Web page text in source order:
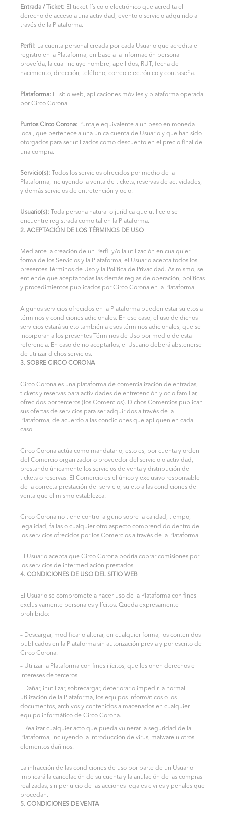
Entrada / Ticket: El ticket físico o electrónico que acredita el
derecho de acceso a una actividad, evento o servicio adquirido a
través de la Plataforma.
Perfil: La cuenta personal creada por cada Usuario que acredita el
registro en la Plataforma, en base a la información personal
proveída, la cual incluye nombre, apellidos, RUT, fecha de
nacimiento, dirección, teléfono, correo electrónico y contraseña.
Plataforma: El sitio web, aplicaciones móviles y plataforma operada
por Circo Corona.
Puntos Circo Corona: Puntaje equivalente a un peso en moneda
local, que pertenece a una única cuenta de Usuario y que han sido
otorgados para ser utilizados como descuento en el precio final de
una compra.
Servicio(s): Todos los servicios ofrecidos por medio de la
Plataforma, incluyendo la venta de tickets, reservas de actividades,
y demás servicios de entretención y ocio.
Usuario(s): Toda persona natural o jurídica que utilice o se
encuentre registrada como tal en la Plataforma.
2. ACEPTACIÓN DE LOS TÉRMINOS DE USO
Mediante la creación de un Perfil y/o la utilización en cualquier
forma de los Servicios y la Plataforma, el Usuario acepta todos los
presentes Términos de Uso y la Política de Privacidad. Asimismo, se
entiende que acepta todas las demás reglas de operación, políticas
y procedimientos publicados por Circo Corona en la Plataforma.
Algunos servicios ofrecidos en la Plataforma pueden estar sujetos a
términos y condiciones adicionales. En ese caso, el uso de dichos
servicios estará sujeto también a esos términos adicionales, que se
incorporan a los presentes Términos de Uso por medio de esta
referencia. En caso de no aceptarlos, el Usuario deberá abstenerse
de utilizar dichos servicios.
3. SOBRE CIRCO CORONA
Circo Corona es una plataforma de comercialización de entradas,
tickets y reservas para actividades de entretención y ocio familiar,
ofrecidos por terceros (los Comercios). Dichos Comercios publican
sus ofertas de servicios para ser adquiridos a través de la
Plataforma, de acuerdo a las condiciones que apliquen en cada
caso.
Circo Corona actúa como mandatario, esto es, por cuenta y orden
del Comercio organizador o proveedor del servicio o actividad,
prestando únicamente los servicios de venta y distribución de
tickets o reservas. El Comercio es el único y exclusivo responsable
de la correcta prestación del servicio, sujeto a las condiciones de
venta que el mismo establezca.
Circo Corona no tiene control alguno sobre la calidad, tiempo,
legalidad, fallas o cualquier otro aspecto comprendido dentro de
los servicios ofrecidos por los Comercios a través de la Plataforma.
El Usuario acepta que Circo Corona podría cobrar comisiones por
los servicios de intermediación prestados.
4. CONDICIONES DE USO DEL SITIO WEB
El Usuario se compromete a hacer uso de la Plataforma con fines
exclusivamente personales y lícitos. Queda expresamente
prohibido:
– Descargar, modificar o alterar, en cualquier forma, los contenidos
publicados en la Plataforma sin autorización previa y por escrito de
Circo Corona.
– Utilizar la Plataforma con fines ilícitos, que lesionen derechos e
intereses de terceros.
– Dañar, inutilizar, sobrecargar, deteriorar o impedir la normal
utilización de la Plataforma, los equipos informáticos o los
documentos, archivos y contenidos almacenados en cualquier
equipo informático de Circo Corona.
– Realizar cualquier acto que pueda vulnerar la seguridad de la
Plataforma, incluyendo la introducción de virus, malware u otros
elementos dañinos.
La infracción de las condiciones de uso por parte de un Usuario
implicará la cancelación de su cuenta y la anulación de las compras
realizadas, sin perjuicio de las acciones legales civiles y penales que
procedan.
5. CONDICIONES DE VENTA